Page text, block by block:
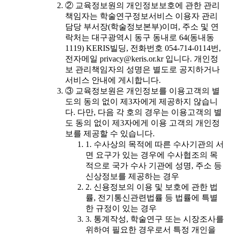
② 교육정보원의 개인정보보호에 관한 관리
책임자는 학술연구정보서비스 이용자 관리
담당 부서장(학술정보본부)이며, 주소 및 연
락처는 대구광역시 동구 동내로 64(동내동
1119) KERIS빌딩, 전화번호 054-714-0114번,
전자메일 privacy@keris.or.kr 입니다. 개인정
보 관리책임자의 성명은 별도로 공지하거나
서비스 안내에 게시합니다.
③ 교육정보원은 개인정보를 이용고객의 별
도의 동의 없이 제3자에게 제공하지 않습니
다. 다만, 다음 각 호의 경우는 이용고객의 별
도 동의 없이 제3자에게 이용 고객의 개인정
보를 제공할 수 있습니다.
1. 수사상의 목적에 따른 수사기관의 서
면 요구가 있는 경우에 수사협조의 목
적으로 국가 수사 기관에 성명, 주소 등
신상정보를 제공하는 경우
2. 신용정보의 이용 및 보호에 관한 법
률, 전기통신관련법률 등 법률에 특별
한 규정이 있는 경우
3. 통계작성, 학술연구 또는 시장조사를
위하여 필요한 경우로서 특정 개인을